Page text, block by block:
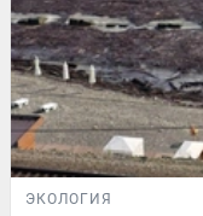
ЭКОЛОГИЯ